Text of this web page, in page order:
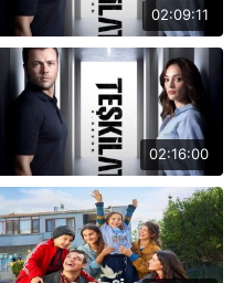
02:09:11
02:16:00